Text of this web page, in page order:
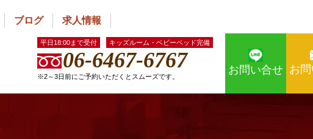
ブログ 求人情報
お
お問い合せ
平日18:00まで受付 キッズルーム・ベビーベッド完備
06-6467-6767
※2～3日前にご予約いただくとスムーズです。